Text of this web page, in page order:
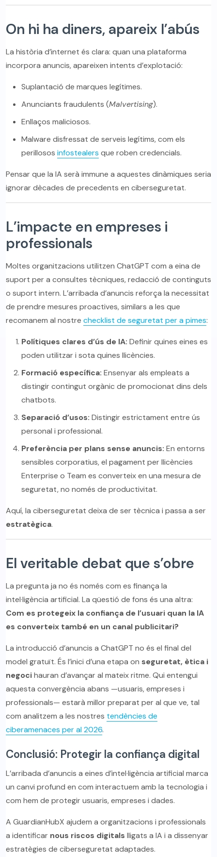
On hi ha diners, apareix l’abús
La història d’internet és clara: quan una plataforma
incorpora anuncis, apareixen intents d’explotació:
Suplantació de marques legítimes.
Anunciants fraudulents (Malvertising).
Enllaços maliciosos.
Malware disfressat de serveis legítims, com els
perillosos infostealers que roben credencials.
Pensar que la IA serà immune a aquestes dinàmiques seria
ignorar dècades de precedents en ciberseguretat.
L’impacte en empreses i
professionals
Moltes organitzacions utilitzen ChatGPT com a eina de
suport per a consultes tècniques, redacció de continguts
o suport intern. L’arribada d’anuncis reforça la necessitat
de prendre mesures proactives, similars a les que
recomanem al nostre checklist de seguretat per a pimes:
Polítiques clares d’ús de IA: Definir quines eines es
poden utilitzar i sota quines llicències.
Formació específica: Ensenyar als empleats a
distingir contingut orgànic de promocionat dins dels
chatbots.
Separació d’usos: Distingir estrictament entre ús
personal i professional.
Preferència per plans sense anuncis: En entorns
sensibles corporatius, el pagament per llicències
Enterprise o Team es converteix en una mesura de
seguretat, no només de productivitat.
Aquí, la ciberseguretat deixa de ser tècnica i passa a ser
estratègica.
El veritable debat que s’obre
La pregunta ja no és només com es finança la
intel·ligència artificial. La qüestió de fons és una altra:
Com es protegeix la confiança de l’usuari quan la IA
es converteix també en un canal publicitari?
La introducció d’anuncis a ChatGPT no és el final del
model gratuït. És l’inici d’una etapa on seguretat, ètica i
negocihauran d’avançar al mateix ritme. Qui entengui
aquesta convergència abans —usuaris, empreses i
professionals— estarà millor preparat per al que ve, tal
com analitzem a les nostres tendències de
ciberamenaces per al 2026.
Conclusió: Protegir la confiança digital
L’arribada d’anuncis a eines d’intel·ligència artificial marca
un canvi profund en com interactuem amb la tecnologia i
com hem de protegir usuaris, empreses i dades.
A GuardianHubX ajudem a organitzacions i professionals
a identificar nous riscos digitals lligats a IA i a dissenyar
estratègies de ciberseguretat adaptades.